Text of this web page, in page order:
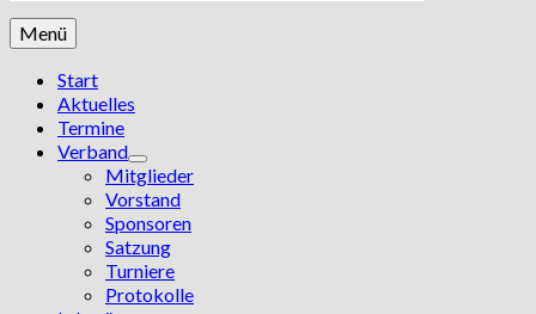
Menü
Start
Aktuelles
Termine
Verband
Mitglieder
Vorstand
Sponsoren
Satzung
Turniere
Protokolle